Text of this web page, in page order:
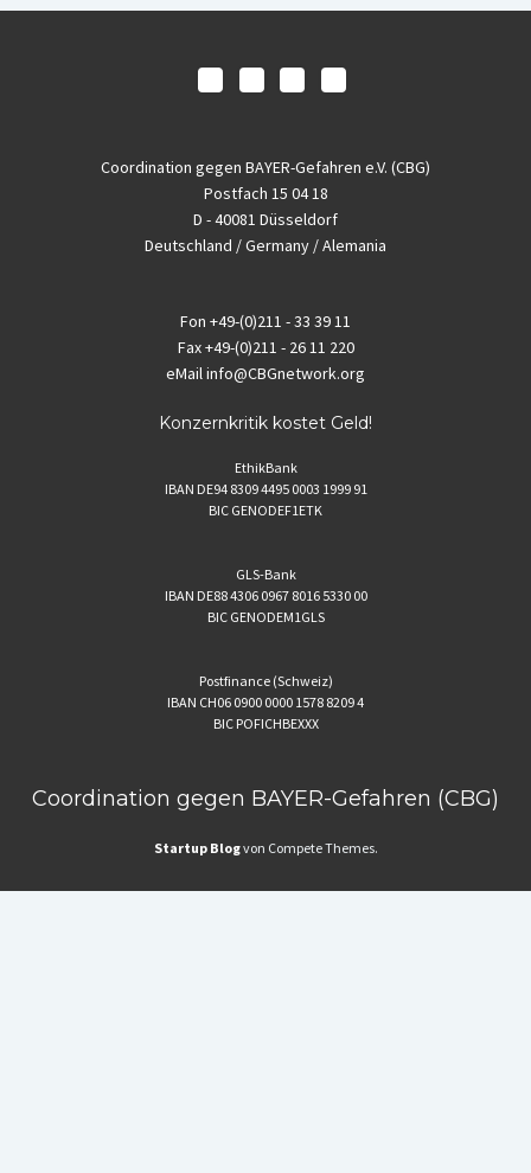
Coordination gegen BAYER-Gefahren e.V. (CBG)
Postfach 15 04 18
D - 40081 Düsseldorf
Deutschland / Germany / Alemania
Fon +49-(0)211 - 33 39 11
Fax+49-(0)211 - 26 11 220
eMailinfo@CBGnetwork.org
Konzernkritik kostet Geld!
EthikBank
IBAN DE94 8309 4495 0003 1999 91
BIC GENODEF1ETK
GLS-Bank
IBAN DE88 4306 0967 8016 5330 00
BIC GENODEM1GLS
Postfinance (Schweiz)
IBAN CH06 0900 0000 1578 8209 4
BIC POFICHBEXXX
Coordination gegen BAYER-Gefahren (CBG)
Startup Blogvon Compete Themes.